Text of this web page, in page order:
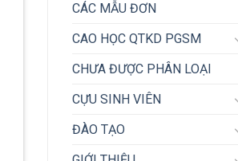
CÁC MẪU ĐƠN
CAO HỌC QTKD PGSM
CHƯA ĐƯỢC PHÂN LOẠI
CỰU SINH VIÊN
ĐÀO TẠO